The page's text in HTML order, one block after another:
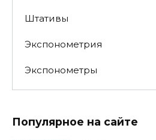
Штативы
Экспонометрия
Экспонометры
Популярное на сайте